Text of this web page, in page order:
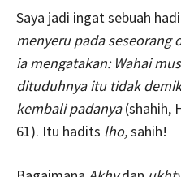
Saya jadi ingat sebuah
menyeru pada seseorang
ia mengatakan: Wahai
dituduhnya itu tidak
kembali padanya(shahih,
61). Itu hadits lho,sahih!